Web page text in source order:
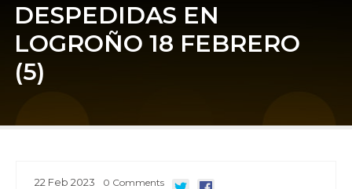
DESPEDIDAS EN
LOGROÑO 18 FEBRERO
(5)
22 Feb 2023 0 Comments